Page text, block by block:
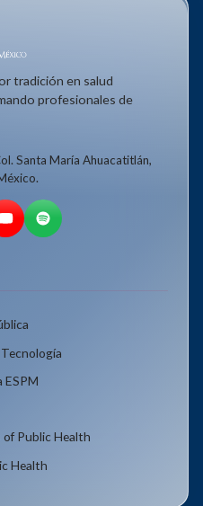
tradición en salud
profesionales de
Santa María Ahuacatitlán,
ESPM
Public Health
Health